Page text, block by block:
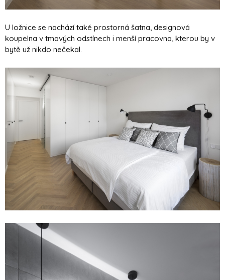
U ložnice se nachází také prostorná šatna, designová
koupelna v tmavých odstínech i menší pracovna, kterou by v
bytě už nikdo nečekal.